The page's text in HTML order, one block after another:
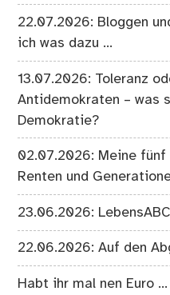
22.07.2026: Bloggen
ich was dazu …
13.07.2026: Toleranz
Antidemokraten – was
Demokratie?
02.07.2026: Meine fünf
Renten und
23.06.2026:
22.06.2026: Auf den
Habt ihr mal nen Euro